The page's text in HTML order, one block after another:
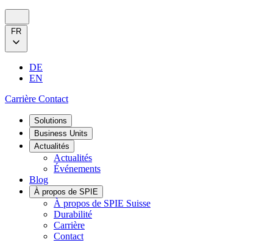
FR
DE
EN
Carrière Contact
Solutions
Business Units
Actualités
Actualités
Événements
Blog
À propos de SPIE
À propos de SPIE Suisse
Durabilité
Carrière
Contact